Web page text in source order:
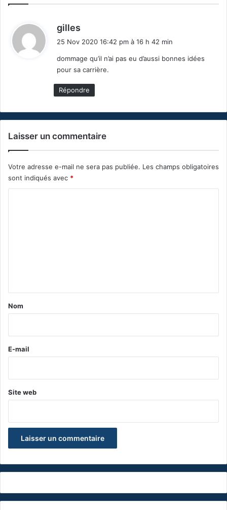
gilles
25 Nov 2020 16:42 pm à 16 h 42 min
dommage qu’il n’ai pas eu d’aussi bonnes idées
pour sa carrière.
Répondre
Laisser un commentaire
Votre adresse e-mail ne sera pas publiée. Les champs obligatoires
sont indiqués avec *
a
e
Nom
E-mail
Site web